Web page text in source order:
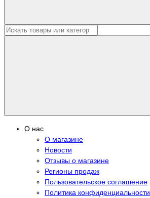
О нас
О магазине
Новости
Отзывы о магазине
Регионы продаж
Пользовательское соглашение
Политика конфиденциальности